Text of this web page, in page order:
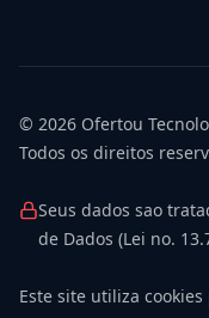
© 2026 Ofertou
Todos os direitos
Seus dados sao
de Dados (Lei no.
Este site utiliza